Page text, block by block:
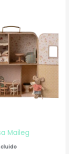
Maileg